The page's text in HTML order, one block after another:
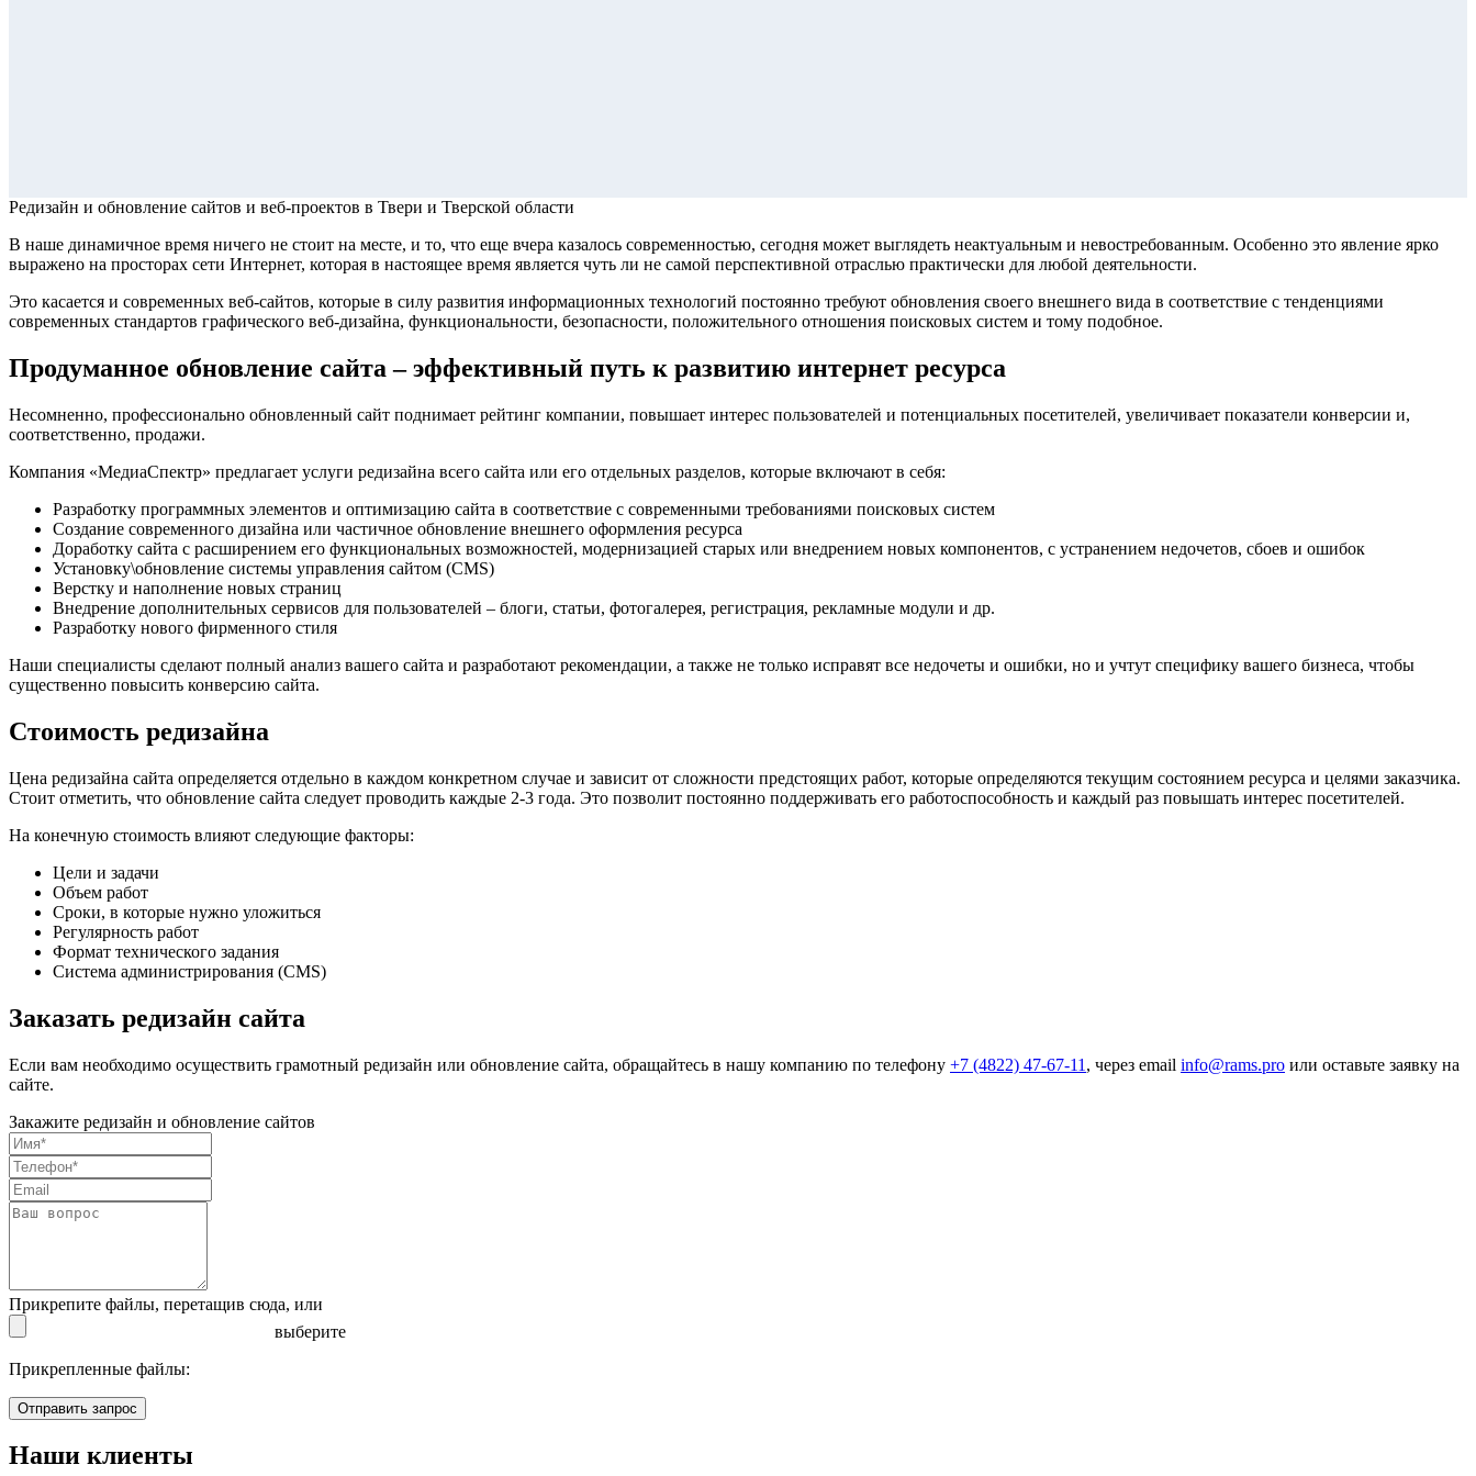
Редизайн и обновление сайтов и веб-проектов в Твери и Тверской области
В наше динамичное время ничего не стоит на месте, и то, что еще вчера казалось современностью, сегодня может выглядеть неактуальным и невостребованным. Особенно это явление ярко
выражено на просторах сети Интернет, которая в настоящее время является чуть ли не самой перспективной отраслью практически для любой деятельности.
Это касается и современных веб-сайтов, которые в силу развития информационных технологий постоянно требуют обновления своего внешнего вида в соответствие с тенденциями
современных стандартов графического веб-дизайна, функциональности, безопасности, положительного отношения поисковых систем и тому подобное.
Продуманное обновление сайта –эффективный путь к развитию интернет ресурса
Несомненно, профессионально обновленный сайт поднимает рейтинг компании, повышает интерес пользователей и потенциальных посетителей, увеличивает показатели конверсии и,
соответственно, продажи.
Компания «МедиаСпектр» предлагает услуги редизайна всего сайта или его отдельных разделов, которые включают в себя:
Разработку программных элементов и оптимизацию сайта в соответствие с современными требованиями поисковых систем
Создание современного дизайна или частичное обновление внешнего оформления ресурса
Доработку сайта с расширением его функциональных возможностей, модернизацией старых или внедрением новых компонентов, с устранением недочетов, сбоев и ошибок
Установку\обновление системы управления сайтом (CMS)
Верстку и наполнение новых страниц
Внедрение дополнительных сервисов для пользователей – блоги, статьи, фотогалерея, регистрация, рекламные модули и др.
Разработку нового фирменного стиля
Наши специалисты сделают полный анализ вашего сайта и разработают рекомендации, а также не только исправят все недочеты и ошибки, но и учтут специфику вашего бизнеса, чтобы
существенно повысить конверсию сайта.
Стоимость редизайна
Цена редизайна сайта определяется отдельно в каждом конкретном случае и зависит от сложности предстоящих работ, которые определяются текущим состоянием ресурса и целями заказчика.
Стоит отметить, что обновление сайта следует проводить каждые 2-3 года. Это позволит постоянно поддерживать его работоспособность и каждый раз повышать интерес посетителей.
На конечную стоимость влияют следующие факторы:
Цели и задачи
Объем работ
Сроки, в которые нужно уложиться
Регулярность работ
Формат технического задания
Система администрирования (CMS)
Заказать редизайн сайта
Если вам необходимо осуществить грамотный редизайн или обновление сайта, обращайтесь в нашу компанию по телефону +7 (4822) 47-67-11 , через email info@rams.pro или оставьте заявку на
сайте.
Закажите редизайн и обновление сайтов
Прикрепите файлы, перетащив сюда, или
выберите
Прикрепленные файлы:
Отправить запрос
Наши клиенты